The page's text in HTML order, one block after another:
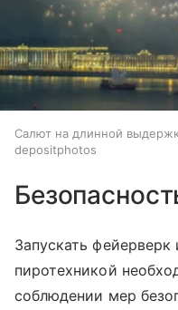
Салют на длинной
depositphotos
Запускать фейерверк
пиротехникой
соблюдении мер